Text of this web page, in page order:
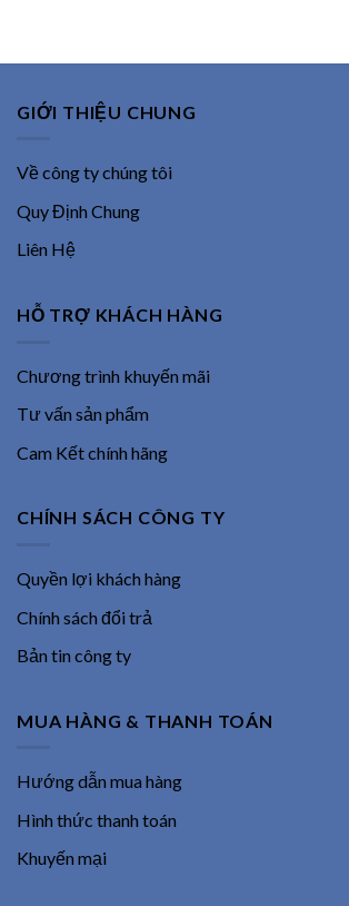
GIỚI THIỆU CHUNG
Về công ty chúng tôi
Quy Định Chung
Liên Hệ
HỖ TRỢ KHÁCH HÀNG
Chương trình khuyến mãi
Tư vấn sản phẩm
Cam Kết chính hãng
CHÍNH SÁCH CÔNG TY
Quyền lợi khách hàng
Chính sách đổi trả
Bản tin công ty
MUA HÀNG & THANH TOÁN
Hướng dẫn mua hàng
Hình thức thanh toán
Khuyến mại